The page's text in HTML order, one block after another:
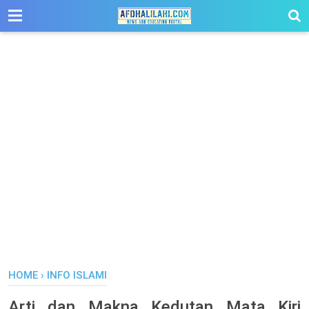
-->
HOME › INFO ISLAMI